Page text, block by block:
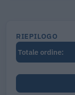
RIEPILOGO
Totale ordine: